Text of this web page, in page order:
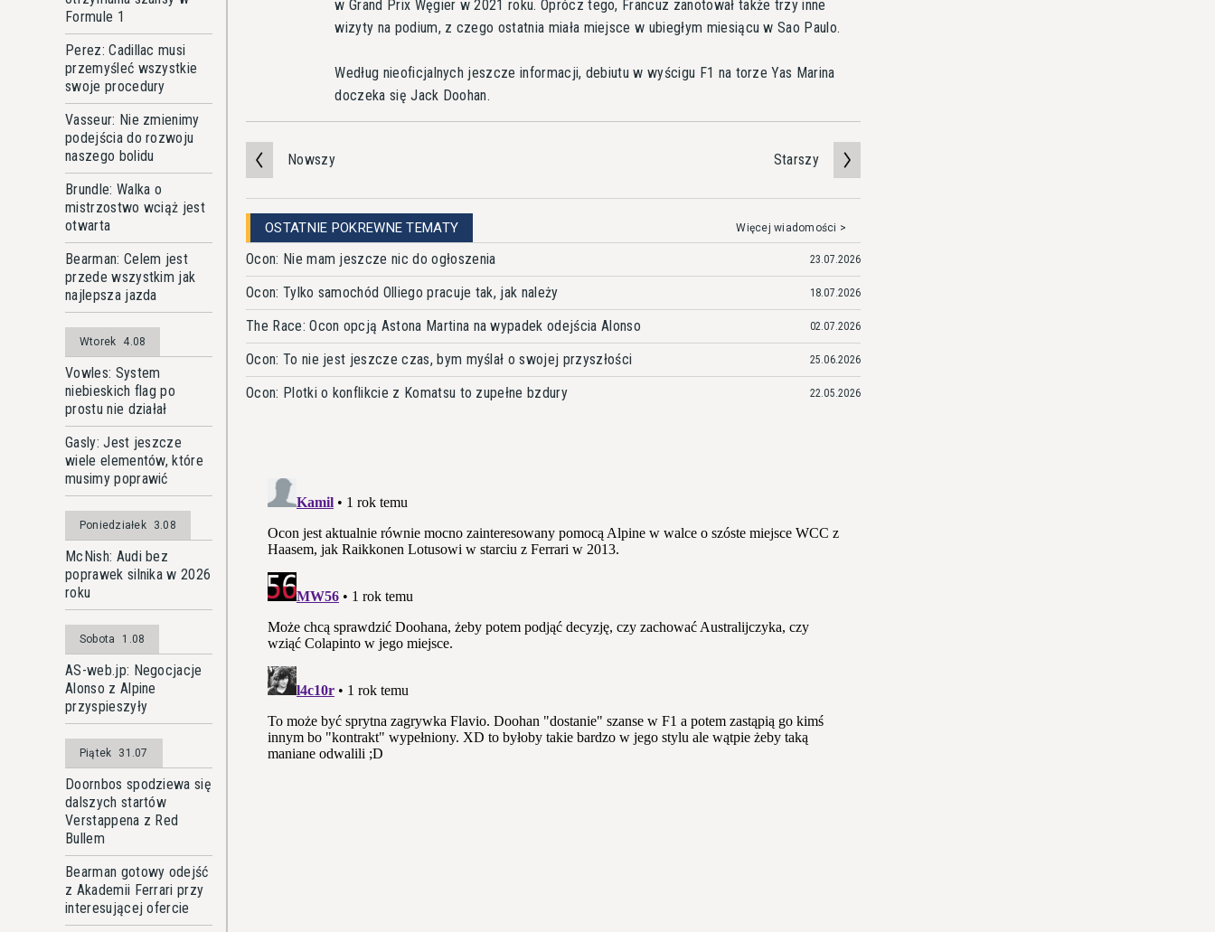
Formule 1
Perez: Cadillac musi
przemyśleć wszystkie
swoje procedury
Vasseur: Nie zmienimy
podejścia do rozwoju
naszego bolidu
Brundle: Walka o
mistrzostwo wciąż jest
otwarta
Bearman: Celem jest
przede wszystkim jak
najlepsza jazda
Wtorek 4.08
Vowles: System
niebieskich flag po
prostu nie działał
Gasly: Jest jeszcze
wiele elementów, które
musimy poprawić
Poniedziałek 3.08
McNish: Audi bez
poprawek silnika w 2026
roku
Sobota 1.08
AS-web.jp: Negocjacje
Alonso z Alpine
przyspieszyły
Piątek 31.07
Doornbos spodziewa się
dalszych startów
Verstappena z Red
Bullem
Bearman gotowy odejść
z Akademii Ferrari przy
interesującej ofercie
w Grand Prix Węgier w 2021 roku. Oprócz tego, Francuz zanotował także trzy inne
wizyty na podium, z czego ostatnia miała miejsce w ubiegłym miesiącu w Sao Paulo.
Według nieoficjalnych jeszcze informacji, debiutu w wyścigu F1 na torze Yas Marina
doczeka się Jack Doohan.
Nowszy Starszy
OSTATNIE POKREWNE TEMATY Więcej wiadomości >
Ocon: Nie mam jeszcze nic do ogłoszenia 23.07.2026
Ocon: Tylko samochód Olliego pracuje tak, jak należy 18.07.2026
The Race: Ocon opcją Astona Martina na wypadek odejścia Alonso 02.07.2026
Ocon: To nie jest jeszcze czas, bym myślał o swojej przyszłości 25.06.2026
Ocon: Plotki o konflikcie z Komatsu to zupełne bzdury 22.05.2026